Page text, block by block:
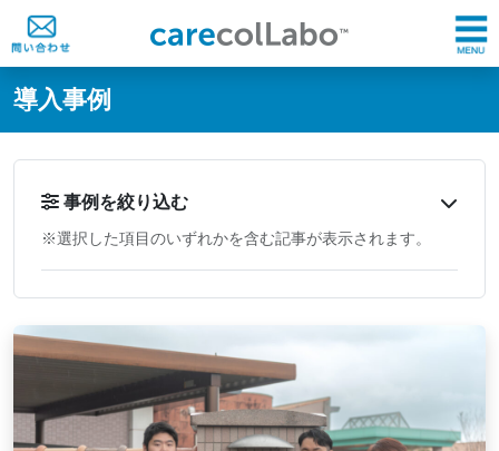
@ -0,0 +1,60 @@
導入事例
事例を絞り込む
※選択した項目のいずれかを含む記事が表示されます。